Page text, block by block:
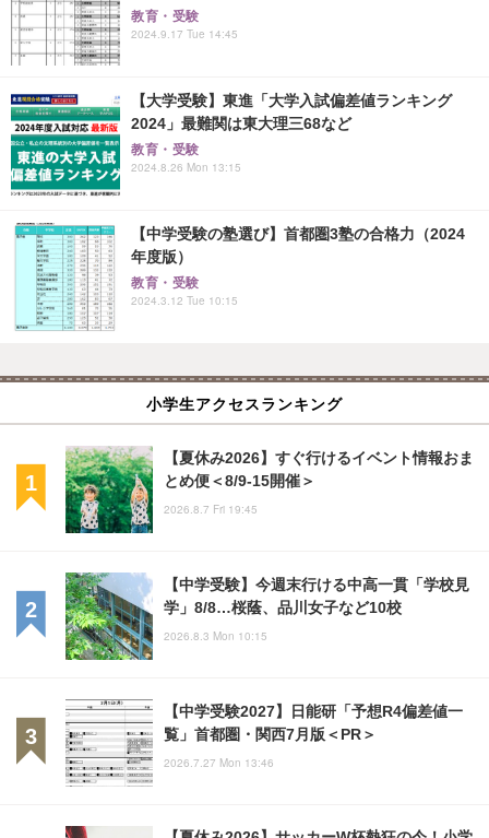
教育・受験
2024.9.17 Tue 14:45
【大学受験】東進「大学入試偏差値ランキング
2024」最難関は東大理三68など
教育・受験
2024.8.26 Mon 13:15
【中学受験の塾選び】首都圏3塾の合格力（2024
年度版）
教育・受験
2024.3.12 Tue 10:15
小学生アクセスランキング
【夏休み2026】すぐ行けるイベント情報おま
とめ便＜8/9-15開催＞
2026.8.7 Fri 19:45
【中学受験】今週末行ける中高一貫「学校見
学」8/8…桜蔭、品川女子など10校
2026.8.3 Mon 10:15
【中学受験2027】日能研「予想R4偏差値一
覧」首都圏・関西7月版＜PR＞
2026.7.27 Mon 13:46